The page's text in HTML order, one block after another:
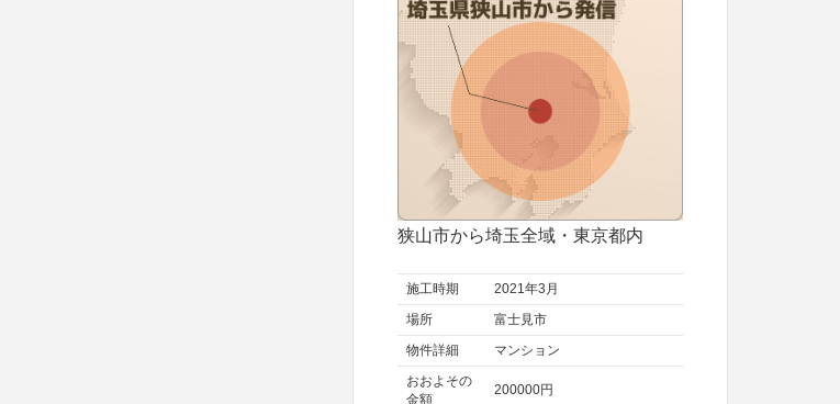
狭山市から埼玉全域・東京都内
施工時期
2021年3月
場所
富士見市
物件詳細
マンション
おおよその
金額
200000円